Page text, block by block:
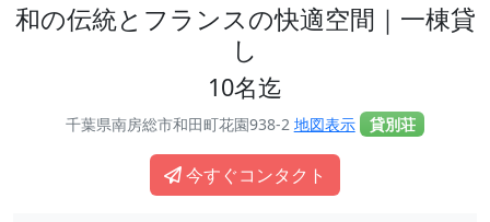
和の伝統とフランスの快適空間｜一棟貸
し
10名迄
千葉県南房総市和田町花園938-2 地図表示 貸別荘
今すぐコンタクト